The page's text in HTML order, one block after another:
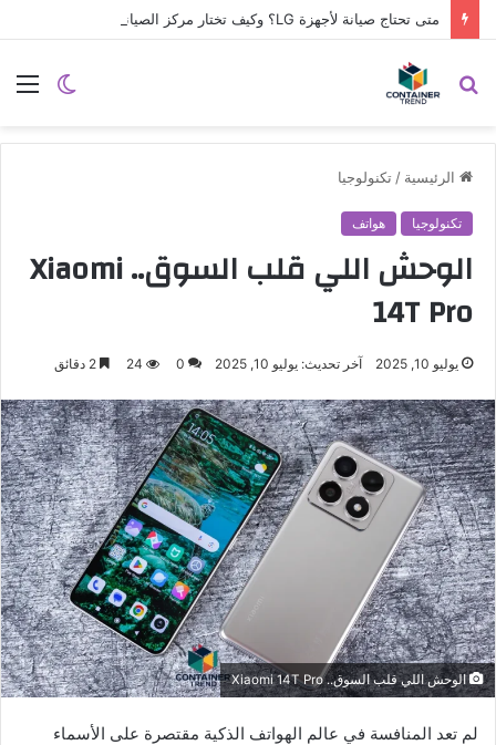
نموذج التواصل
إرسال
الوضع
بحث
الرئيسية / تكنولوجيا
تكنولوجيا هواتف
الوحش اللي قلب السوق.. Xiaomi
14T Pro
يوليو 10, 2025 آخر تحديث: يوليو 10, 2025 0
24
الوحش اللي قلب السوق.. Xiaomi 14T Pro
لم تعد المنافسة في عالم الهواتف الذكية مقتصرة على الأسماء